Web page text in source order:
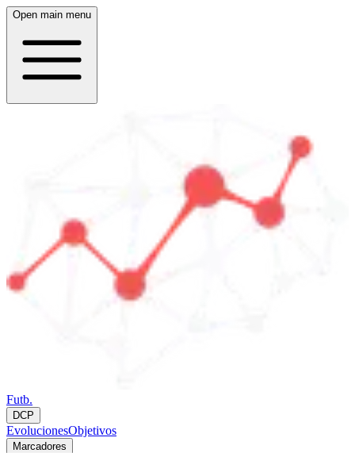
Open main menu
Futb.
DCP
EvolucionesObjetivos
Marcadores